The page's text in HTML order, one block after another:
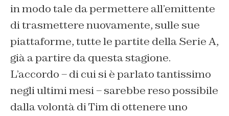
in modo tale da permettere all’emittente
di trasmettere nuovamente, sulle sue
piattaforme, tutte le partite della Serie A,
già a partire da questa stagione.
L’accordo – di cui si è parlato tantissimo
negli ultimi mesi – sarebbe reso possibile
dalla volontà di Tim di ottenere uno